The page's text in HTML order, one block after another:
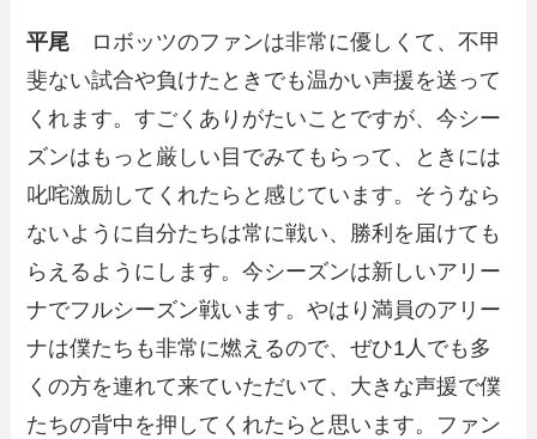
平尾 ロボッツのファンは非常に優しくて、不甲
斐ない試合や負けたときでも温かい声援を送って
くれます。すごくありがたいことですが、今シー
ズンはもっと厳しい目でみてもらって、ときには
叱咤激励してくれたらと感じています。そうなら
ないように自分たちは常に戦い、勝利を届けても
らえるようにします。今シーズンは新しいアリー
ナでフルシーズン戦います。やはり満員のアリー
ナは僕たちも非常に燃えるので、ぜひ1人でも多
くの方を連れて来ていただいて、大きな声援で僕
たちの背中を押してくれたらと思います。ファン